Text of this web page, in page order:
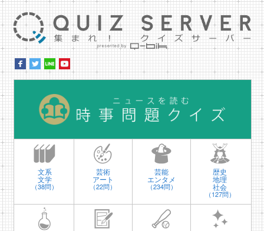
文系
文学
（38問）
芸術
アート
（22問）
芸能
エンタメ
（234問）
歴史
地理
社会
（127問）